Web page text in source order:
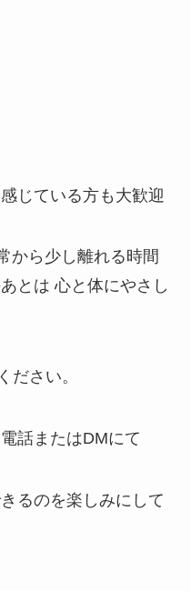
じている方も大歓迎
から少し離れる時間
とは 心と体にやさし
ださい。
話またはDMにて
るのを楽しみにして